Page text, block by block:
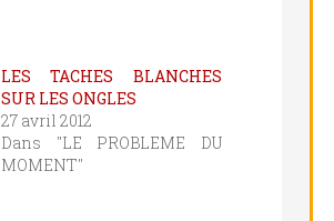
LES TACHES BLANCHES
SUR LES ONGLES
27 avril 2012
Dans "LE PROBLEME DU
MOMENT"